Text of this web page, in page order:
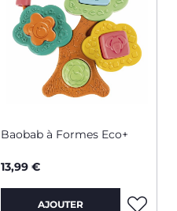
Baobab à Formes Eco+
13,99 €
AJOUTER